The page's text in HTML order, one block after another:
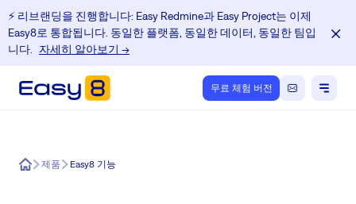
⚡️ 리브랜딩을 진행합니다: Easy Redmine과 Easy Project는 이제
Easy8로 통합됩니다. 동일한 플랫폼, 동일한 데이터, 동일한 팀입
니다.
자세히 알아보기 →
무료 체험 버전
Easy8제품 Easy8 기능